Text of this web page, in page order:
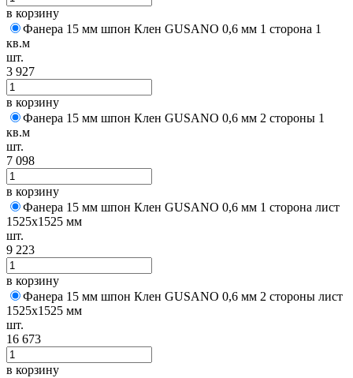
в корзину
Фанера 15 мм шпон Клен GUSANO 0,6 мм 1 сторона 1
кв.м
шт.
3 927
в корзину
Фанера 15 мм шпон Клен GUSANO 0,6 мм 2 стороны 1
кв.м
шт.
7 098
в корзину
Фанера 15 мм шпон Клен GUSANO 0,6 мм 1 сторона лист
1525х1525 мм
шт.
9 223
в корзину
Фанера 15 мм шпон Клен GUSANO 0,6 мм 2 стороны лист
1525х1525 мм
шт.
16 673
в корзину